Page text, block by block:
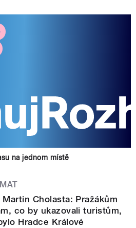
na jednom místě
Cholasta: Pražákům
co by ukazovali turistům,
Hradce Králové